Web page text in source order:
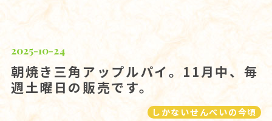
2025-10-24
朝焼き三角アップルパイ。11月中、毎
週土曜日の販売です。
しかないせんべいの今頃